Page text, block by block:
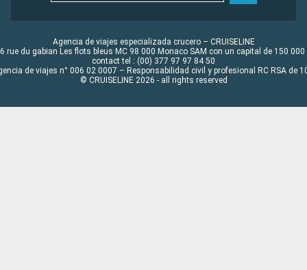
Agencia de viajes especializada crucero – CRUISELINE
rue du gabian Les flots bleus MC 98 000 Monaco SAM con un capital de 150 000
contact tel : (00) 377 97 97 84 50
de viajes n° 006 02 0007 – Responsabilidad civil y profesional RC RSA de
© CRUISELINE 2026 - all rights reserved